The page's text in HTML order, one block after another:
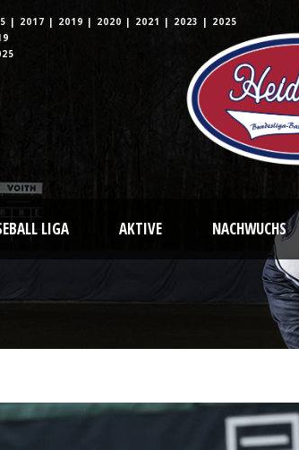
| 2017 | 2019 | 2020 | 2021 | 2023 | 2025
LIGA AKTIVE NACHWUCHS